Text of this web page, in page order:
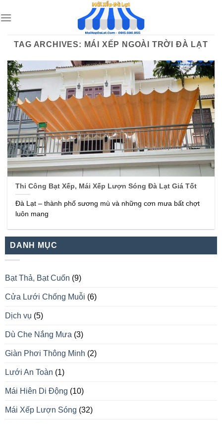
to
TAG ARCHIVES: MÁI XẾP NGOÀI TRỜI ĐÀ LẠT
Thi Công Bạt Xếp, Mái Xếp Lượn Sóng Đà Lạt Giá Tốt
Đà Lạt – thành phố sương mù và những cơn mưa bất chợt
luôn mang
DANH MỤC
Bạt Thả, Bạt Cuốn (9)
Cửa Lưới Chống Muỗi (6)
Dịch vụ (5)
Dù Che Nắng Mưa (3)
Giàn Phơi Thông Minh (2)
Lưới An Toàn (1)
Mái Hiên Di Động (10)
Mái Xếp Lượn Sóng (32)